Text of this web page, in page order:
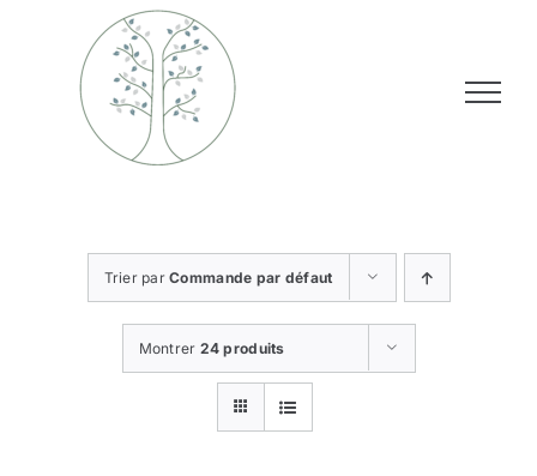
contenu
Trier parCommande par défaut
Montrer 24 produits